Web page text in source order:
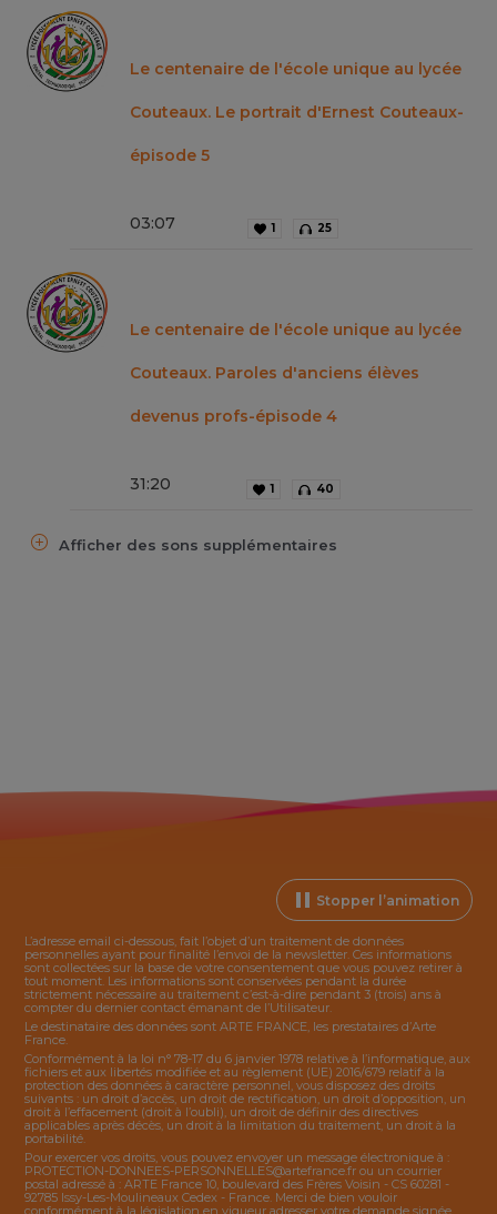
Le centenaire de l'école unique au lycée
Couteaux. Le portrait d'Ernest Couteaux-
épisode 5
03:07 1 25
Le centenaire de l'école unique au lycée
Couteaux. Paroles d'anciens élèves
devenus profs-épisode 4
31:20 1 40
Afficher des sons supplémentaires
Stopper l’animation
L’adresse email ci-dessous, fait l’objet d’un traitement de données
personnelles ayant pour finalité l’envoi de la newsletter. Ces informations
sont collectées sur la base de votre consentement que vous pouvez retirer à
tout moment. Les informations sont conservées pendant la durée
strictement nécessaire au traitement c’est-à-dire pendant 3 (trois) ans à
compter du dernier contact émanant de l’Utilisateur.
Le destinataire des données sont ARTE FRANCE, les prestataires d’Arte
France.
Conformément à la loi n° 78-17 du 6 janvier 1978 relative à l’informatique, aux
fichiers et aux libertés modifiée et au règlement (UE) 2016/679 relatif à la
protection des données à caractère personnel, vous disposez des droits
suivants : un droit d’accès, un droit de rectification, un droit d’opposition, un
droit à l’effacement (droit à l’oubli), un droit de définir des directives
applicables après décès, un droit à la limitation du traitement, un droit à la
portabilité.
Pour exercer vos droits, vous pouvez envoyer un message électronique à :
PROTECTION-DONNEES-PERSONNELLES@artefrance.fr ou un courrier
postal adressé à : ARTE France 10, boulevard des Frères Voisin - CS 60281 -
92785 Issy-Les-Moulineaux Cedex - France. Merci de bien vouloir